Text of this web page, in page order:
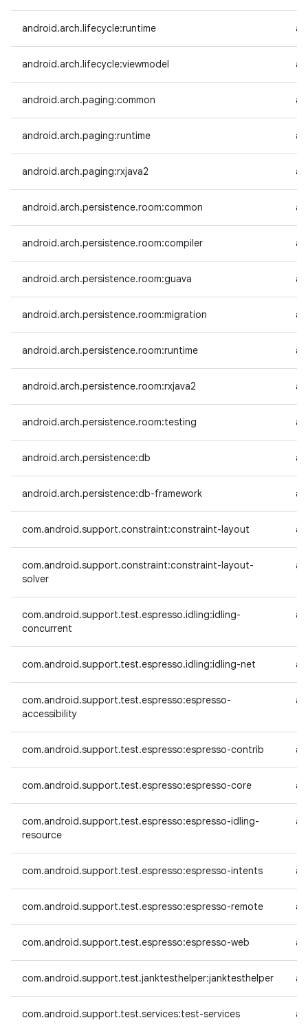
android.arch.lifecycle:runtime
android.arch.lifecycle:viewmodel
android.arch.paging:common
android.arch.paging:runtime
android.arch.paging:rxjava2
android.arch.persistence.room:common
android.arch.persistence.room:compiler
android.arch.persistence.room:guava
android.arch.persistence.room:migration
android.arch.persistence.room:runtime
android.arch.persistence.room:rxjava2
android.arch.persistence.room:testing
android.arch.persistence:db
android.arch.persistence:db-framework
com.android.support.constraint:constraint-layout
com.android.support.constraint:constraint-layout-
solver
com.android.support.test.espresso.idling:idling-
concurrent
com.android.support.test.espresso.idling:idling-net
com.android.support.test.espresso:espresso-
accessibility
com.android.support.test.espresso:espresso-contrib
com.android.support.test.espresso:espresso-core
com.android.support.test.espresso:espresso-idling-
resource
com.android.support.test.espresso:espresso-intents
com.android.support.test.espresso:espresso-remote
com.android.support.test.espresso:espresso-web
com.android.support.test.janktesthelper:janktesthelper
com.android.support.test.services:test-services